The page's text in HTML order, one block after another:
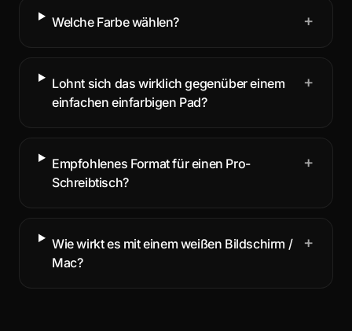
Welche Farbe wählen? +
Lohnt sich das wirklich gegenüber einem
einfachen einfarbigen Pad?
+
Empfohlenes Format für einen Pro-
Schreibtisch?
+
Wie wirkt es mit einem weißen Bildschirm /
Mac?
+